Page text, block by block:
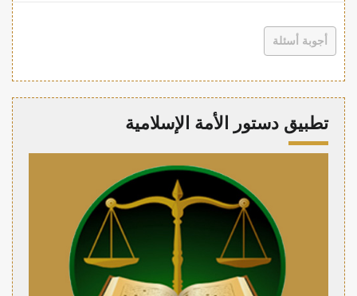
أجوبة أسئلة
تطبيق دستور الأمة الإسلامية